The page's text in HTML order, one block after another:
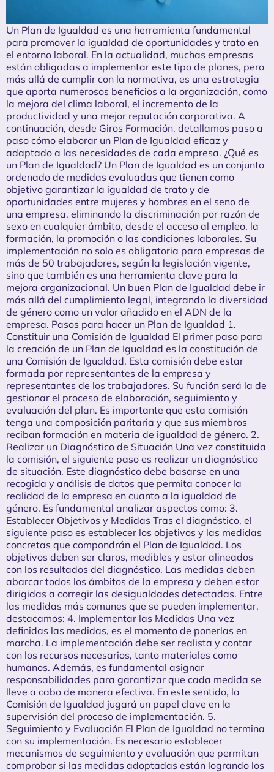
Un Plan de Igualdad es una herramienta fundamental
para promover la igualdad de oportunidades y trato en
el entorno laboral. En la actualidad, muchas empresas
están obligadas a implementar este tipo de planes, pero
más allá de cumplir con la normativa, es una estrategia
que aporta numerosos beneficios a la organización, como
la mejora del clima laboral, el incremento de la
productividad y una mejor reputación corporativa. A
continuación, desde Giros Formación, detallamos paso a
paso cómo elaborar un Plan de Igualdad eficaz y
adaptado a las necesidades de cada empresa. ¿Qué es
un Plan de Igualdad? Un Plan de Igualdad es un conjunto
ordenado de medidas evaluadas que tienen como
objetivo garantizar la igualdad de trato y de
oportunidades entre mujeres y hombres en el seno de
una empresa, eliminando la discriminación por razón de
sexo en cualquier ámbito, desde el acceso al empleo, la
formación, la promoción o las condiciones laborales. Su
implementación no solo es obligatoria para empresas de
más de 50 trabajadores, según la legislación vigente,
sino que también es una herramienta clave para la
mejora organizacional. Un buen Plan de Igualdad debe ir
más allá del cumplimiento legal, integrando la diversidad
de género como un valor añadido en el ADN de la
empresa. Pasos para hacer un Plan de Igualdad 1.
Constituir una Comisión de Igualdad El primer paso para
la creación de un Plan de Igualdad es la constitución de
una Comisión de Igualdad. Esta comisión debe estar
formada por representantes de la empresa y
representantes de los trabajadores. Su función será la de
gestionar el proceso de elaboración, seguimiento y
evaluación del plan. Es importante que esta comisión
tenga una composición paritaria y que sus miembros
reciban formación en materia de igualdad de género. 2.
Realizar un Diagnóstico de Situación Una vez constituida
la comisión, el siguiente paso es realizar un diagnóstico
de situación. Este diagnóstico debe basarse en una
recogida y análisis de datos que permita conocer la
realidad de la empresa en cuanto a la igualdad de
género. Es fundamental analizar aspectos como: 3.
Establecer Objetivos y Medidas Tras el diagnóstico, el
siguiente paso es establecer los objetivos y las medidas
concretas que compondrán el Plan de Igualdad. Los
objetivos deben ser claros, medibles y estar alineados
con los resultados del diagnóstico. Las medidas deben
abarcar todos los ámbitos de la empresa y deben estar
dirigidas a corregir las desigualdades detectadas. Entre
las medidas más comunes que se pueden implementar,
destacamos: 4. Implementar las Medidas Una vez
definidas las medidas, es el momento de ponerlas en
marcha. La implementación debe ser realista y contar
con los recursos necesarios, tanto materiales como
humanos. Además, es fundamental asignar
responsabilidades para garantizar que cada medida se
lleve a cabo de manera efectiva. En este sentido, la
Comisión de Igualdad jugará un papel clave en la
supervisión del proceso de implementación. 5.
Seguimiento y Evaluación El Plan de Igualdad no termina
con su implementación. Es necesario establecer
mecanismos de seguimiento y evaluación que permitan
comprobar si las medidas adoptadas están logrando los